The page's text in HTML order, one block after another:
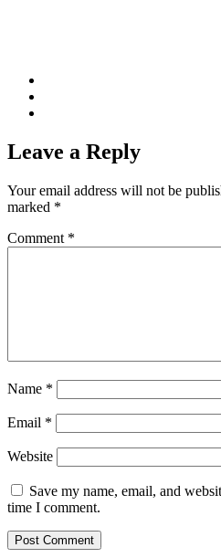
Leave a Reply
Your email address will not be
marked *
Comment *
Name *
Email *
Website
Save my name, email, and
time I comment.